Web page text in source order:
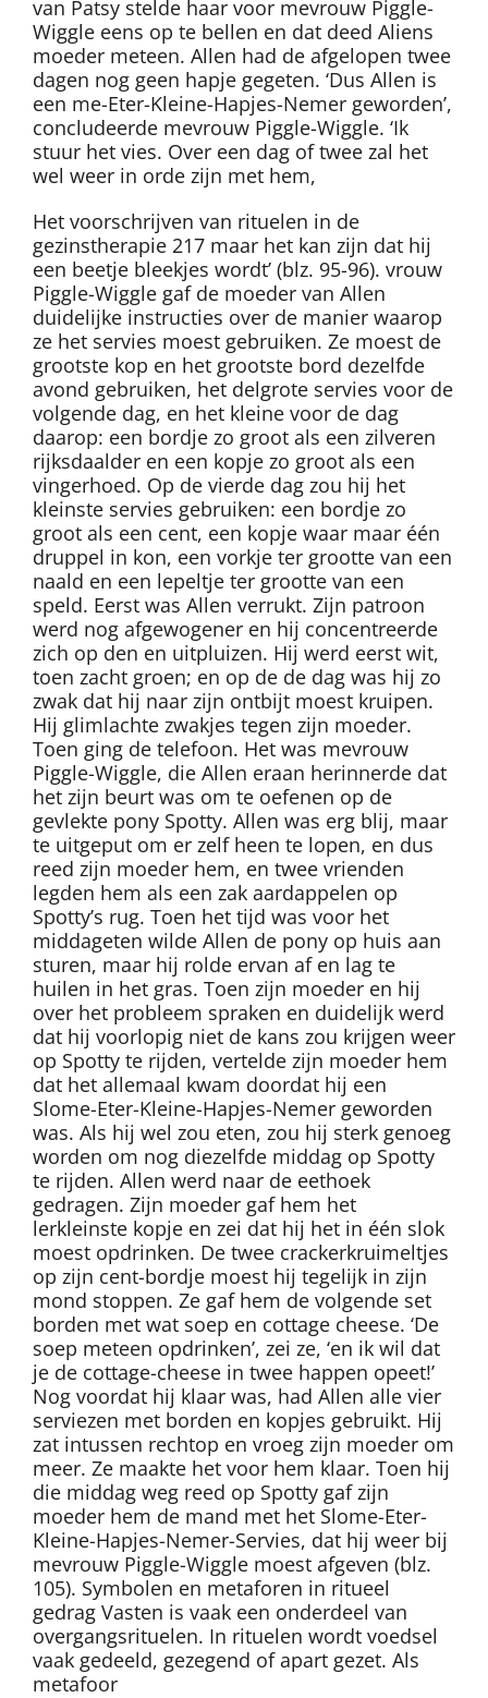
van Patsy stelde haar voor mevrouw Piggle-
Wiggle eens op te bellen en dat deed Aliens
moeder meteen. Allen had de afgelopen twee
dagen nog geen hapje gegeten. ‘Dus Allen is
een me-Eter-Kleine-Hapjes-Nemer geworden’,
concludeerde mevrouw Piggle-Wiggle. ‘Ik
stuur het vies. Over een dag of twee zal het
wel weer in orde zijn met hem,
Het voorschrijven van rituelen in de
gezinstherapie 217 maar het kan zijn dat hij
een beetje bleekjes wordt’ (blz. 95-96). vrouw
Piggle-Wiggle gaf de moeder van Allen
duidelijke instructies over de manier waarop
ze het servies moest gebruiken. Ze moest de
grootste kop en het grootste bord dezelfde
avond gebruiken, het delgrote servies voor de
volgende dag, en het kleine voor de dag
daarop: een bordje zo groot als een zilveren
rijksdaalder en een kopje zo groot als een
vingerhoed. Op de vierde dag zou hij het
kleinste servies gebruiken: een bordje zo
groot als een cent, een kopje waar maar één
druppel in kon, een vorkje ter grootte van een
naald en een lepeltje ter grootte van een
speld. Eerst was Allen verrukt. Zijn patroon
werd nog afgewogener en hij concentreerde
zich op den en uitpluizen. Hij werd eerst wit,
toen zacht groen; en op de de dag was hij zo
zwak dat hij naar zijn ontbijt moest kruipen.
Hij glimlachte zwakjes tegen zijn moeder.
Toen ging de telefoon. Het was mevrouw
Piggle-Wiggle, die Allen eraan herinnerde dat
het zijn beurt was om te oefenen op de
gevlekte pony Spotty. Allen was erg blij, maar
te uitgeput om er zelf heen te lopen, en dus
reed zijn moeder hem, en twee vrienden
legden hem als een zak aardappelen op
Spotty’s rug. Toen het tijd was voor het
middageten wilde Allen de pony op huis aan
sturen, maar hij rolde ervan af en lag te
huilen in het gras. Toen zijn moeder en hij
over het probleem spraken en duidelijk werd
dat hij voorlopig niet de kans zou krijgen weer
op Spotty te rijden, vertelde zijn moeder hem
dat het allemaal kwam doordat hij een
Slome-Eter-Kleine-Hapjes-Nemer geworden
was. Als hij wel zou eten, zou hij sterk genoeg
worden om nog diezelfde middag op Spotty
te rijden. Allen werd naar de eethoek
gedragen. Zijn moeder gaf hem het
lerkleinste kopje en zei dat hij het in één slok
moest opdrinken. De twee crackerkruimeltjes
op zijn cent-bordje moest hij tegelijk in zijn
mond stoppen. Ze gaf hem de volgende set
borden met wat soep en cottage cheese. ‘De
soep meteen opdrinken’, zei ze, ‘en ik wil dat
je de cottage-cheese in twee happen opeet!’
Nog voordat hij klaar was, had Allen alle vier
serviezen met borden en kopjes gebruikt. Hij
zat intussen rechtop en vroeg zijn moeder om
meer. Ze maakte het voor hem klaar. Toen hij
die middag weg reed op Spotty gaf zijn
moeder hem de mand met het Slome-Eter-
Kleine-Hapjes-Nemer-Servies, dat hij weer bij
mevrouw Piggle-Wiggle moest afgeven (blz.
105). Symbolen en metaforen in ritueel
gedrag Vasten is vaak een onderdeel van
overgangsrituelen. In rituelen wordt voedsel
vaak gedeeld, gezegend of apart gezet. Als
metafoor